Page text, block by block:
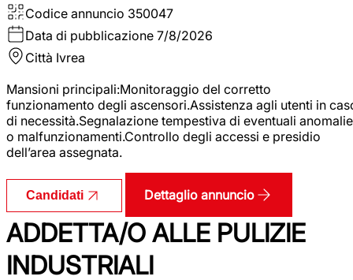
Codice annuncio 350047
Data di pubblicazione 7/8/2026
Città Ivrea
Mansioni principali:Monitoraggio del corretto
funzionamento degli ascensori.Assistenza agli utenti in
di necessità.Segnalazione tempestiva di eventuali anomalie
o malfunzionamenti.Controllo degli accessi e presidio
dell’area assegnata.
Candidati Dettaglio annuncio
ADDETTA/O ALLE PULIZIE
INDUSTRIALI